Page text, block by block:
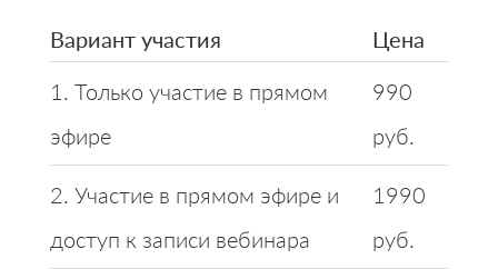
Вариант участия
Цена
1. Только участие в прямом
эфире
990
руб.
2. Участие в прямом эфире и
доступ к записи вебинара
1990
руб.